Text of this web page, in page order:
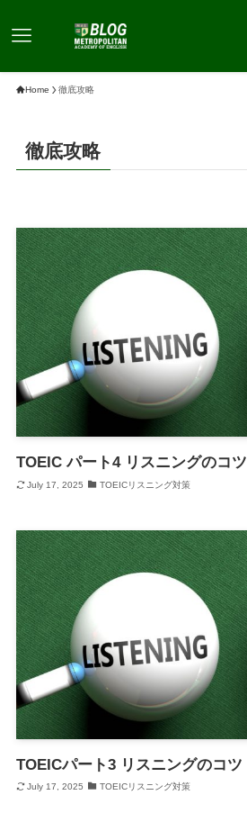
Home 徹底攻略
徹底攻略
TOEIC パート4 リスニングのコツ
July 17, 2025 TOEICリスニング対策
TOEICパート3 リスニングのコツ
July 17, 2025 TOEICリスニング対策